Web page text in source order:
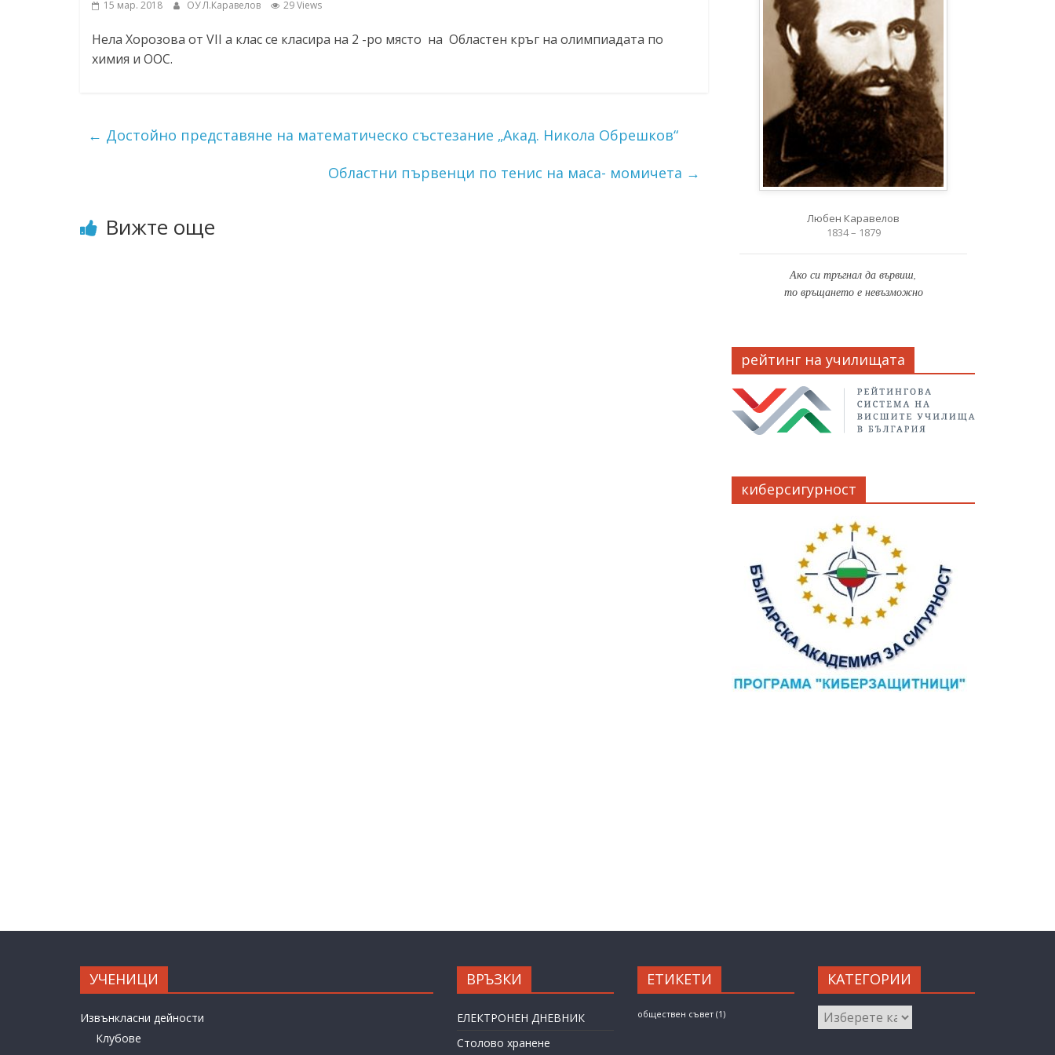
ресурси (ЦРЧР)
15 мар. 2018 ОУ Л.Каравелов 29 Views
Нела Хорозова от VII а клас се класира на 2 -ро място на Областен кръг на олимпиадата по
химия и ООС.
← Достойно представяне на математическо състезание „Акад. Никола Обрешков“
Областни първенци по тенис на маса- момичета →
Вижте още
Любен Каравелов
1834 – 1879
Ако си тръгнал да вървиш,
то връщането е невъзможно
рейтинг на училищата
киберсигурност
УЧЕНИЦИ
Извънкласни дейности
Клубове
ВРЪЗКИ
ЕЛЕКТРОНЕН ДНЕВНИК
Столово хранене
ЕТИКЕТИ
обществен съвет(1)
КАТЕГОРИИ
КАТЕГОРИИ